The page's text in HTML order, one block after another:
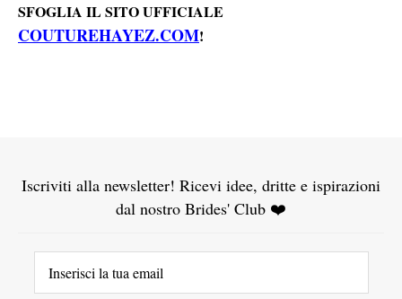
SFOGLIA IL SITO UFFICIALE
COUTUREHAYEZ.COM!
Iscriviti alla newsletter! Ricevi idee, dritte e ispirazioni
dal nostro Brides' Club ❤️